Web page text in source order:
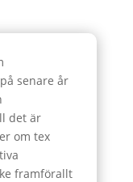
senare år
det är
om tex
framförallt